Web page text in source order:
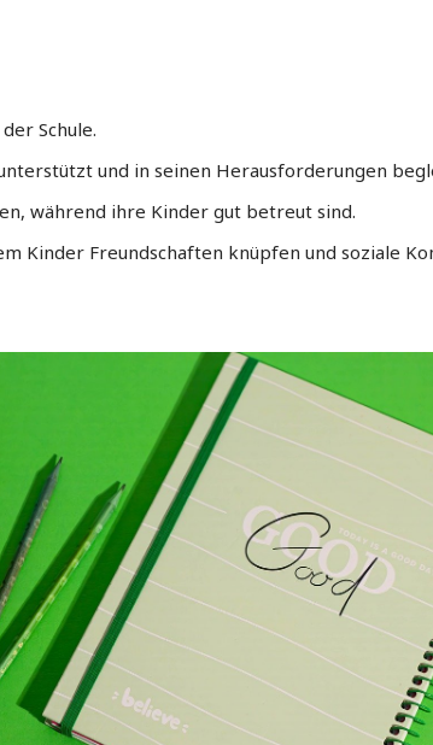
Schule.
und in seinen Herausforderungen
während ihre Kinder gut betreut sind.
Kinder Freundschaften knüpfen und soziale